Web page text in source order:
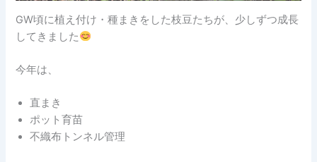
GW頃に植え付け・種まきをした枝豆たちが、少しずつ成長
してきました
今年は、
直まき
ポット育苗
不織布トンネル管理